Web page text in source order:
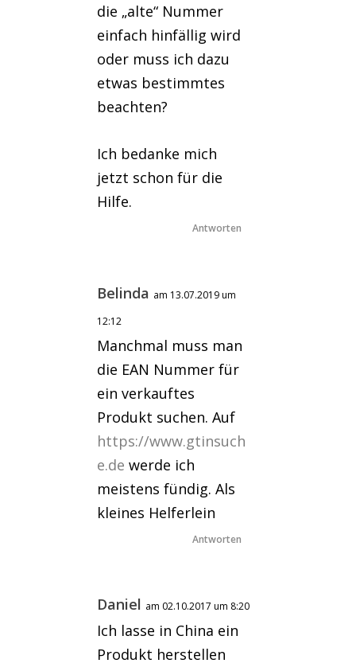
die „alte“ Nummer
einfach hinfällig wird
oder muss ich dazu
etwas bestimmtes
beachten?
Ich bedanke mich
jetzt schon für die
Hilfe.
Antworten
Belinda am 13.07.2019 um
12:12
Manchmal muss man
die EAN Nummer für
ein verkauftes
Produkt suchen. Auf
https://www.gtinsuch
e.de werde ich
meistens fündig. Als
kleines Helferlein
Antworten
Daniel am 02.10.2017 um 8:20
Ich lasse in China ein
Produkt herstellen